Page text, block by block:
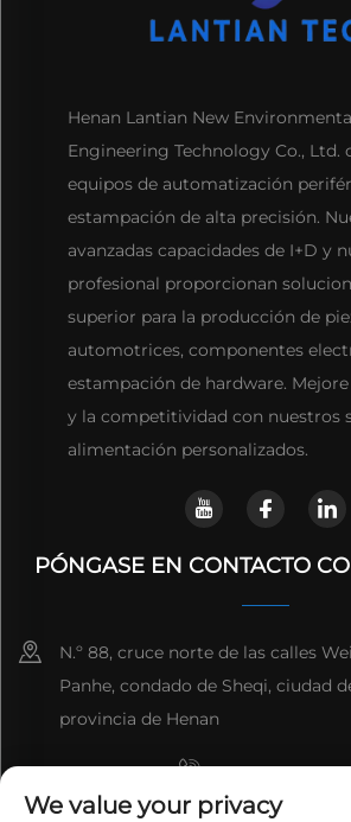
Henan Lantian New
Engineering Technology Co., Ltd.
equipos de automatización
estampación de alta precisión.
avanzadas capacidades de I+D y
profesional proporcionan
superior para la producción de
automotrices, componentes
estampación de hardware.
y la competitividad con nuestros
alimentación personalizados.
PÓNGASE EN CONTACTO
N.º 88, cruce norte de las calles
Panhe, condado de Sheqi, ciudad
provincia de Henan
We value your privacy